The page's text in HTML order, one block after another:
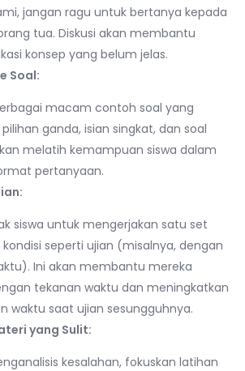
jangan ragu untuk bertanya kepada
tua. Diskusi akan membantu
konsep yang belum jelas.
Soal:
macam contoh soal yang
ganda, isian singkat, dan soal
melatih kemampuan siswa dalam
pertanyaan.
siswa untuk mengerjakan satu set
seperti ujian (misalnya, dengan
Ini akan membantu mereka
tekanan waktu dan meningkatkan
waktu saat ujian sesungguhnya.
yang Sulit:
kesalahan, fokuskan latihan